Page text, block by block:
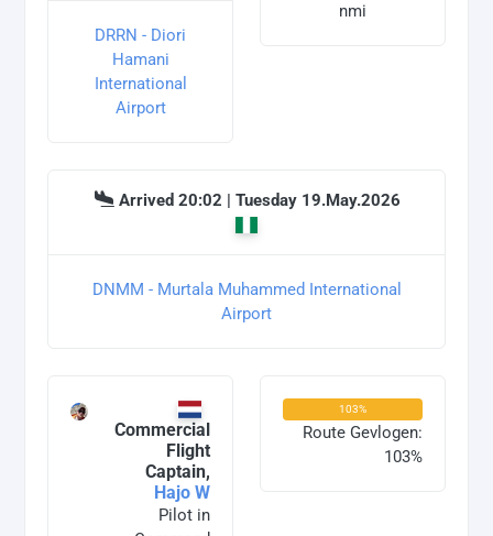
DRRN - Diori
Hamani
International
Airport
nmi
Arrived 20:02 | Tuesday 19.May.2026
DNMM - Murtala Muhammed International
Airport
Commercial
Flight
Captain,
Hajo W
Pilot in
103%
Route Gevlogen:
103%